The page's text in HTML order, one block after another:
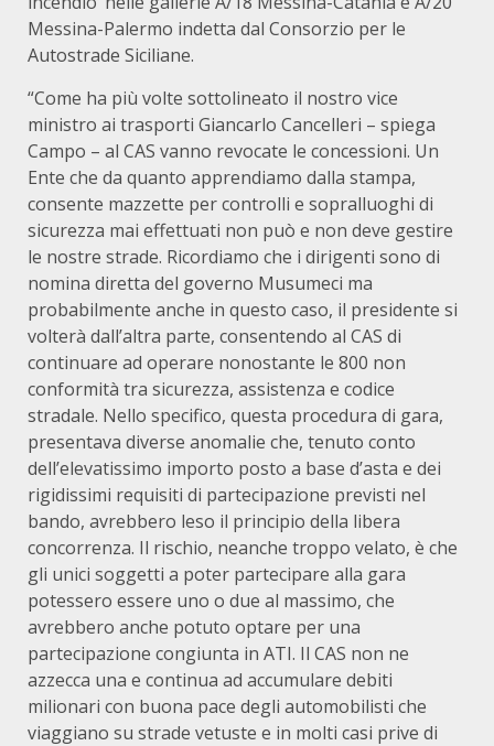
Messina-Palermo indetta dal Consorzio per le
Autostrade Siciliane.
“Come ha più volte sottolineato il nostro vice
ministro ai trasporti Giancarlo Cancelleri – spiega
Campo – al CAS vanno revocate le concessioni. Un
Ente che da quanto apprendiamo dalla stampa,
consente mazzette per controlli e sopralluoghi di
sicurezza mai effettuati non può e non deve gestire
le nostre strade. Ricordiamo che i dirigenti sono di
nomina diretta del governo Musumeci ma
probabilmente anche in questo caso, il presidente si
volterà dall’altra parte, consentendo al CAS di
continuare ad operare nonostante le 800 non
conformità tra sicurezza, assistenza e codice
stradale. Nello specifico, questa procedura di gara,
presentava diverse anomalie che, tenuto conto
dell’elevatissimo importo posto a base d’asta e dei
rigidissimi requisiti di partecipazione previsti nel
bando, avrebbero leso il principio della libera
concorrenza. Il rischio, neanche troppo velato, è che
gli unici soggetti a poter partecipare alla gara
potessero essere uno o due al massimo, che
avrebbero anche potuto optare per una
partecipazione congiunta in ATI. Il CAS non ne
azzecca una e continua ad accumulare debiti
milionari con buona pace degli automobilisti che
viaggiano su strade vetuste e in molti casi prive di